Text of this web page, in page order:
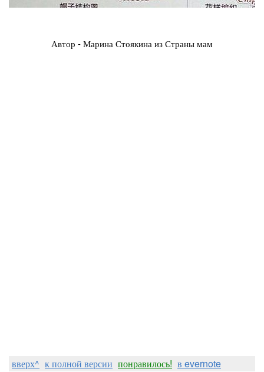
Автор - Марина Стоякина из Страны мам
вверх^ к полной версии понравилось! в evernote